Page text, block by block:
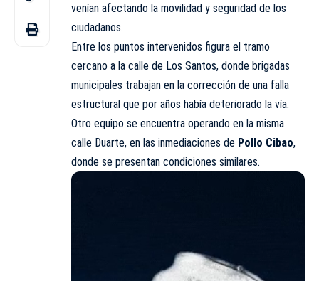
venían afectando la movilidad y seguridad de los
ciudadanos.
Entre los puntos intervenidos figura el tramo
cercano a la calle de Los Santos, donde brigadas
municipales trabajan en la corrección de una falla
estructural que por años había deteriorado la vía.
Otro equipo se encuentra operando en la misma
calle Duarte, en las inmediaciones de Pollo Cibao,
donde se presentan condiciones similares.